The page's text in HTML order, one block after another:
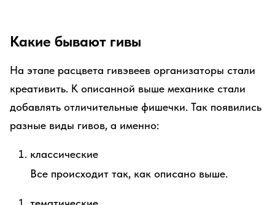
Какие бывают гивы
На этапе расцвета гивэвеев организаторы стали
креативить. К описанной выше механике стали
добавлять отличительные фишечки. Так появились
разные виды гивов, а именно:
классические
Все происходит так, как описано выше.